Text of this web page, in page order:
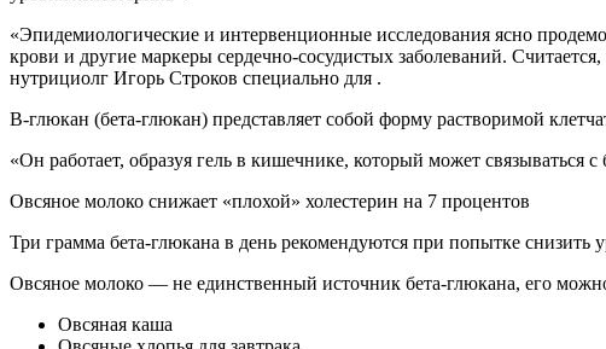
«Эпидемиологические и интервенционные исследования ясно
крови и другие маркеры сердечно-сосудистых заболеваний.
нутрициолг Игорь Строков специально для .
B-глюкан (бета-глюкан) представляет собой форму растворимой
«Он работает, образуя гель в кишечнике, который может
Овсяное молоко снижает «плохой» холестерин на 7 процентов
Три грамма бета-глюкана в день рекомендуются при попытке снизить
Овсяное молоко — не единственный источник бета-глюкана, его
Овсяная каша